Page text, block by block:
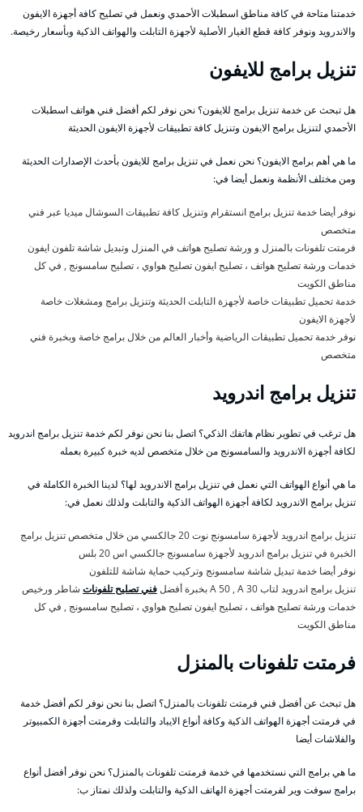
خدمتنا متاحة في كافة مناطق اسطبلات الأحمدي ونعمل في تصليح كافة أجهزة الايفون
والاندرويد ونوفر كافة قطع الغيار الأصلية لأجهزة التابلت والهواتف الذكية وبأسعار رخيصة.
تنزيل برامج للايفون
هل تبحث عن خدمة تنزيل برامج للايفون؟ نحن نوفر لكم أفضل فني هواتف اسطبلات
الأحمدي لتنزيل برامج الايفون وتنزيل كافة تطبيقات لأجهزة الايفون الحديثة
ما هي أهم برامج الايفون؟ نحن نعمل في تنزيل برامج للايفون بأحدث الإصدارات الحديثة
ومن مختلف الأنظمة ونعمل أيضا في:
نوفر أيضا خدمة تنزيل برامج انستقرام وتنزيل كافة تطبيقات السوشال ميديا عبر فني
متخصص
فرمتت تلفونات بالمنزل و ورشة تصليح هواتف في المنزل وتبديل شاشة تلفون ايفون
خدمات ورشة تصليح هواتف ، تصليح ايفون تصليح هواوي ، تصليح سامسونج , في كل
مناطق الكويت
خدمة تحميل تطبيقات خاصة لأجهزة التابلت الحديثة وتنزيل برامج ومشغلات خاصة
لأجهزة الايفون
نوفر خدمة تحميل تطبيقات الرياضية وأخبار العالم من خلال برامج خاصة وبخبرة فني
متخصص
تنزيل برامج اندرويد
هل ترغب في تطوير نظام هاتفك الذكي؟ اتصل بنا نحن نوفر لكم خدمة تنزيل برامج اندرويد
لكافة أجهزة الاندرويد والسامسونج من خلال متخصص لديه خبرة كبيرة بعمله
ما هي أنواع الهواتف التي نعمل في تنزيل برامج الاندرويد لها؟ لدينا الخبرة الكاملة في
تنزيل برامج الاندرويد لكافة أجهزة الهواتف الذكية والتابلت ولذلك نعمل في:
تنزيل برامج اندرويد لأجهزة سامسونج نوت 20 جالكسي من خلال متخصص تنزيل برامج
الخبرة في تنزيل برامج اندرويد لأجهزة سامسونج جالكسي اس 20 بلس
نوفر أيضا خدمة تبديل شاشة سامسونج وتركيب حماية شاشة للتلفون
تنزيل برامج اندرويد لتاب A 50 , A 30 بخبرة أفضل
فني تصليح تلفونات شاطر ورخيص
خدمات ورشة تصليح هواتف ، تصليح ايفون تصليح هواوي ، تصليح سامسونج , في كل
مناطق الكويت
فرمتت تلفونات بالمنزل
هل تبحث عن أفضل فني فرمتت تلفونات بالمنزل؟ اتصل بنا نحن نوفر لكم أفضل خدمة
في فرمتت أجهزة الهواتف الذكية وكافة أنواع الايباد والتابلت وفرمتت أجهزة الكمبيوتر
والفلاشات أيضا
ما هي برامج التي نستخدمها في خدمة فرمتت تلفونات بالمنزل؟ نحن نوفر أفضل أنواع
برامج سوفت وير لفرمتت أجهزة الهاتف الذكية والتابلت ولذلك نمتاز ب: